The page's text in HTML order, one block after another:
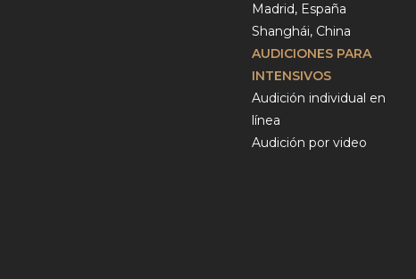
Madrid, España
Shanghái, China
AUDICIONES PARA
INTENSIVOS
Audición individual en
línea
Audición por video